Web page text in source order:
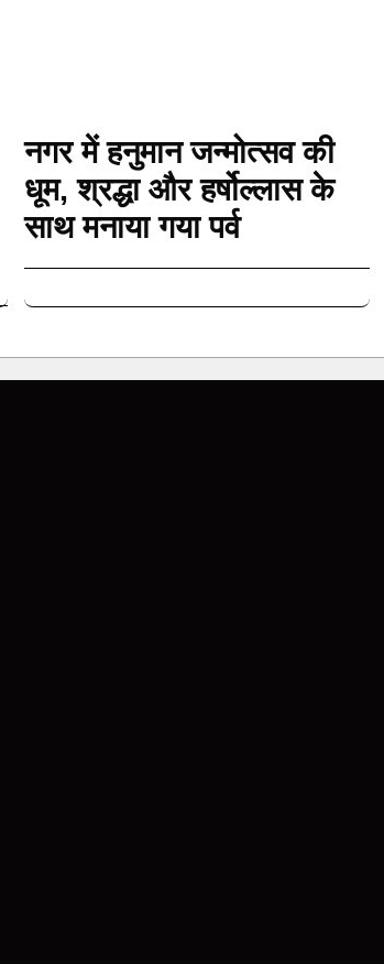
नगर में हनुमान जन्मोत्सव की
धूम, श्रद्धा और हर्षोल्लास के
साथ मनाया गया पर्व